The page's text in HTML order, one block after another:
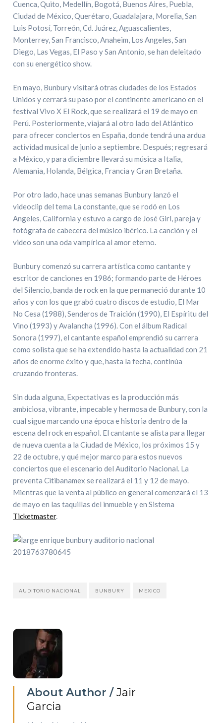
Cuenca, Quito, Medellín, Bogotá, Buenos Aires, Puebla,
Ciudad de México, Querétaro, Guadalajara, Morelia, San
Luis Potosí, Torreón, Cd. Juárez, Aguascalientes,
Monterrey, San Francisco, Anaheim, Los Angeles, San
Diego, Las Vegas, El Paso y San Antonio, se han deleitado
con su energético show.
En mayo, Bunbury visitará otras ciudades de los Estados
Unidos y cerrará su paso por el continente americano en el
festival Vivo X El Rock, que se realizará el 19 de mayo en
Perú. Posteriormente, viajará al otro lado del Atlántico
para ofrecer conciertos en España, donde tendrá una ardua
actividad musical de junio a septiembre. Después; regresará
a México, y para diciembre llevará su música a Italia,
Alemania, Holanda, Bélgica, Francia y Gran Bretaña.
Por otro lado, hace unas semanas Bunbury lanzó el
videoclip del tema La constante, que se rodó en Los
Angeles, California y estuvo a cargo de José Girl, pareja y
fotógrafa de cabecera del músico ibérico. La canción y el
video son una oda vampírica al amor eterno.
Bunbury comenzó su carrera artística como cantante y
escritor de canciones en 1986; formando parte de Héroes
del Silencio, banda de rock en la que permaneció durante 10
años y con los que grabó cuatro discos de estudio, El Mar
No Cesa (1988), Senderos de Traición (1990), El Espíritu del
Vino (1993) y Avalancha (1996). Con el álbum Radical
Sonora (1997), el cantante español emprendió su carrera
como solista que se ha extendido hasta la actualidad con 21
años de enorme éxito y que, hasta la fecha, continúa
cruzando fronteras.
Sin duda alguna, Expectativas es la producción más
ambiciosa, vibrante, impecable y hermosa de Bunbury, con la
cual sigue marcando una época e historia dentro de la
escena del rock en español. El cantante se alista para llegar
de nueva cuenta a la Ciudad de México, los próximos 15 y
22 de octubre, y qué mejor marco para estos nuevos
conciertos que el escenario del Auditorio Nacional. La
preventa Citibanamex se realizará el 11 y 12 de mayo.
Mientras que la venta al público en general comenzará el 13
de mayo en las taquillas del inmueble y en Sistema
Ticketmaster.
AUDITORIO NACIONAL BUNBURY MEXICO
About Author /Jair
Garcia